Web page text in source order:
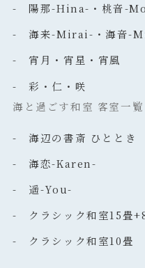
- 陽那-Hina-・桃音-
- 海来-Mirai-・海音-
- 宵月・宵星・宵風
- 彩・仁・咲
海と過ごす和室 客室一覧
- 海辺の書斎 ひととき
- 海恋-Karen-
- 遥-You-
- クラシック和室15畳
- クラシック和室10畳